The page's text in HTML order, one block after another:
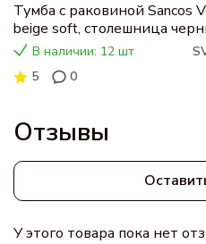
Тумба с раковиной Sancos
beige soft, столешница
раковина CN5018
В наличии: 12 шт
5
0
Отзывы
У этого товара пока нет